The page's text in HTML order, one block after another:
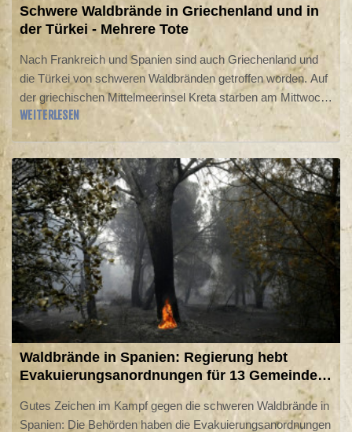
Schwere Waldbrände in Griechenland und in
der Türkei - Mehrere Tote
Nach Frankreich und Spanien sind auch Griechenland und
die Türkei von schweren Waldbränden getroffen worden. Auf
der griechischen Mittelmeerinsel Kreta starben am Mittwoch
zwei Feuerwehrleute beim Kampf gegen die Flammen, wie
die Feuerwehr mitteilte. Ein weiterer Feuerwehrmann wurde
in der Nähe des Hafens Gytheio auf der Halbinsel
Peloponnes leblos aufgefunden, die genaue Todesursache
war zunächst aber unklar.
WEITERLESEN
Waldbrände in Spanien: Regierung hebt
Evakuierungsanordnungen für 13 Gemeinden
auf
Gutes Zeichen im Kampf gegen die schweren Waldbrände in
Spanien: Die Behörden haben die Evakuierungsanordnungen